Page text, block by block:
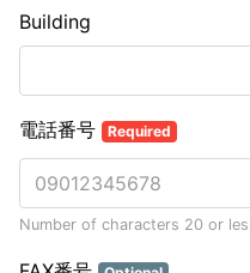
Building
電話番号 Required
Number of characters 20 or